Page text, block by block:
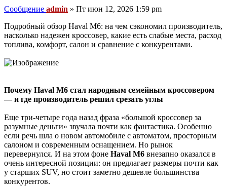
Сообщение admin » Пт июн 12, 2026 1:59 pm
Подробный обзор Haval M6: на чем сэкономил производитель,
насколько надежен кроссовер, какие есть слабые места, расход
топлива, комфорт, салон и сравнение с конкурентами.
Почему Haval M6 стал народным семейным кроссовером
— и где производитель решил срезать углы
Еще три-четыре года назад фраза «большой кроссовер за
разумные деньги» звучала почти как фантастика. Особенно
если речь шла о новом автомобиле с автоматом, просторным
салоном и современным оснащением. Но рынок
перевернулся. И на этом фоне Haval M6 внезапно оказался в
очень интересной позиции: он предлагает размеры почти как
у старших SUV, но стоит заметно дешевле большинства
конкурентов.